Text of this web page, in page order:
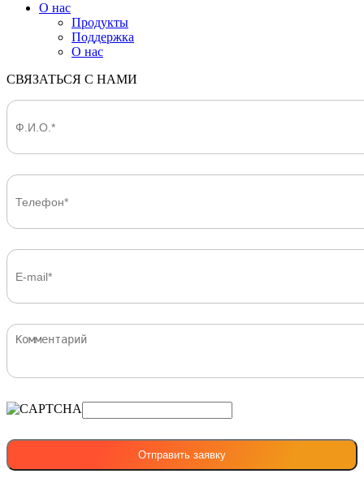
О нас
Продукты
Поддержка
О нас
СВЯЗАТЬСЯ С НАМИ